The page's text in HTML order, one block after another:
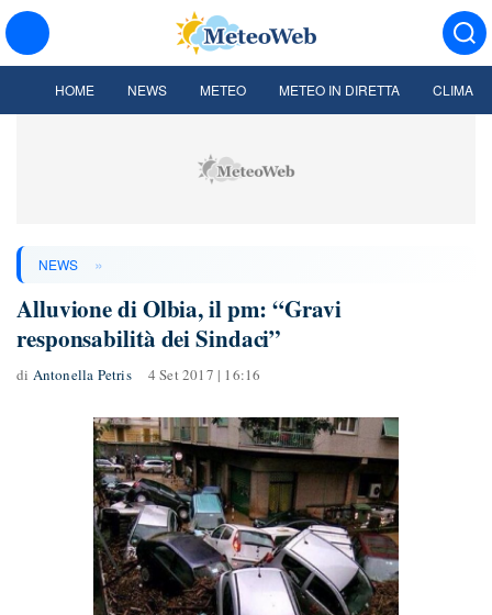
HOME NEWS METEO METEO IN DIRETTA CLIMA
NEWS »
Alluvione di Olbia, il pm: “Gravi
responsabilità dei Sindaci”
di Antonella Petris 4 Set 2017 | 16:16